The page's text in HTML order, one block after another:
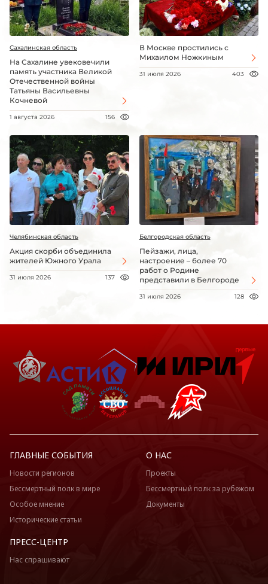
Сахалинская область
На Сахалине увековечили
память участника Великой
Отечественной войны
Татьяны Васильевны
Кочневой
1 августа 2026 156
В Москве простились с
Михаилом Ножкиным
31 июля 2026 403
Челябинская область
Акция скорби объединила
жителей Южного Урала
31 июля 2026 137
Белгородская область
Пейзажи, лица,
настроение – более 70
работ о Родине
представили в Белгороде
31 июля 2026 128
ГЛАВНЫЕ СОБЫТИЯ
Новости регионов
Бессмертный полк в мире
Особое мнение
Исторические статьи
О НАС
Проекты
Бессмертный полк за рубежом
Документы
ПРЕСС-ЦЕНТР
Нас спрашивают